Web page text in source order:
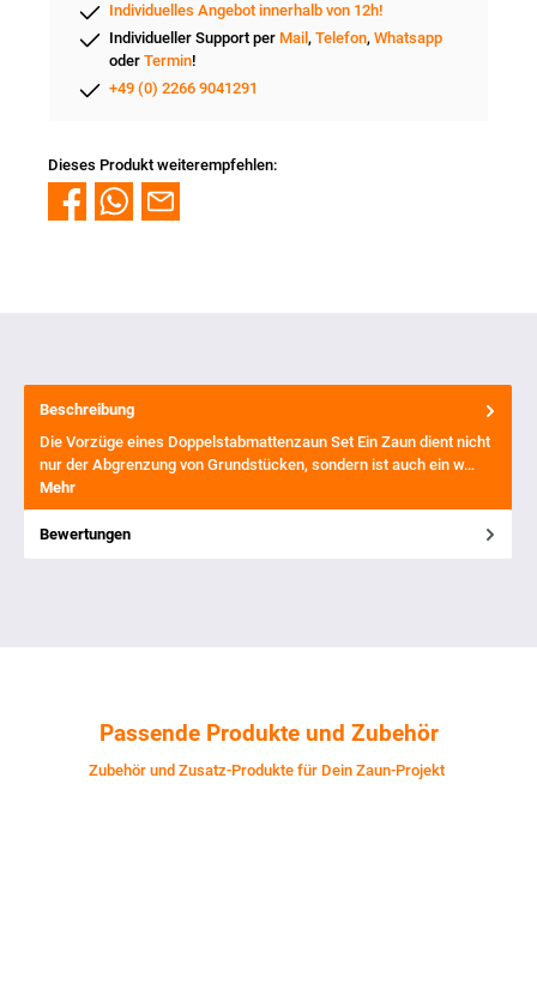
Individuelles Angebot innerhalb von 12h!
Individueller Support per Mail , Telefon, Whatsapp
oder Termin!
+49 (0) 2266 9041291
Dieses Produkt weiterempfehlen:
Beschreibung
Die Vorzüge eines Doppelstabmattenzaun Set Ein Zaun dient nicht
nur der Abgrenzung von Grundstücken, sondern ist auch ein w…
Mehr
Bewertungen
Passende Produkte und Zubehör
Zubehör und Zusatz-Produkte für Dein Zaun-Projekt